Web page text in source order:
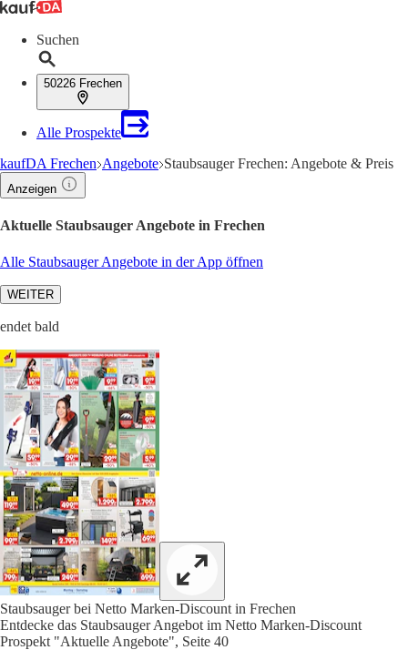
Suchen
50226 Frechen
Alle Prospekte
kaufDA Frechen Angebote Staubsauger Frechen: Angebote & Preis
Anzeigen
Aktuelle Staubsauger Angebote in Frechen
Alle Staubsauger Angebote in der App öffnen
WEITER
endet bald
Staubsauger bei Netto Marken-Discount in Frechen
Entdecke das Staubsauger Angebot im Netto Marken-Discount
Prospekt "Aktuelle Angebote", Seite 40